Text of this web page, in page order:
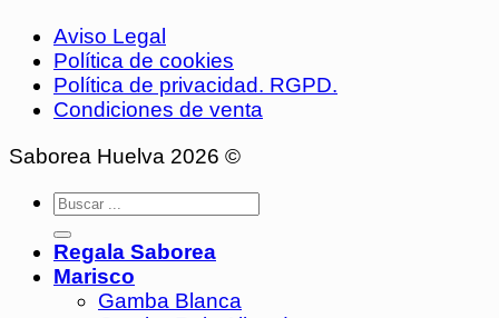
Aviso Legal
Política de cookies
Política de privacidad. RGPD.
Condiciones de venta
Saborea Huelva 2026 ©
Regala Saborea
Marisco
Gamba Blanca